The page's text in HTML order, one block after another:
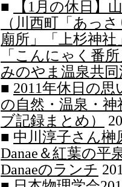
■
【1月の休日】
（川西町「あっ
廟所」「上杉神
「こんにゃく番
みのやま温泉共
■ 2011年休日の
の自然・温泉・
ブ記録まとめ）
■ 中川淳子さん
Danae＆紅葉の平
Danaeのランチ